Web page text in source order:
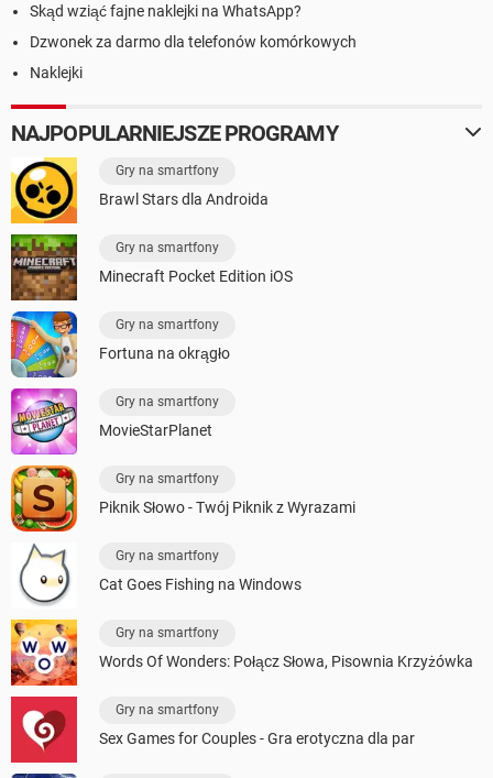
Skąd wziąć fajne naklejki na WhatsApp?
Dzwonek za darmo dla telefonów komórkowych
Naklejki
NAJPOPULARNIEJSZE PROGRAMY
Gry na smartfony
Brawl Stars dla Androida
Gry na smartfony
Minecraft Pocket Edition iOS
Gry na smartfony
Fortuna na okrągło
Gry na smartfony
MovieStarPlanet
Gry na smartfony
Piknik Słowo - Twój Piknik z Wyrazami
Gry na smartfony
Cat Goes Fishing na Windows
Gry na smartfony
Words Of Wonders: Połącz Słowa, Pisownia Krzyżówka
Gry na smartfony
Sex Games for Couples - Gra erotyczna dla par